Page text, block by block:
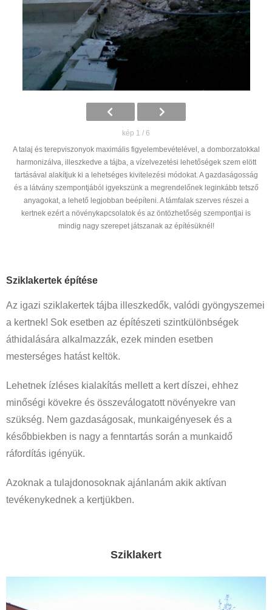
kép 1 / 6
A talaj és terepviszonyok maximális figyelembevételével, a domborzatokkal
harmonizálva, illeszkedve a tájba, a vízelvezetési lehetőségek szem elött
tartásával alakítjuk ki a lehetséges kivitelezési módokat. A gazdaságosság
és a látvány szempontjából igyekszünk a megrendelőnek leginkább tetsző
anyagokat, a lehető legjobban beépíteni. A támfalak szerves részei a
kertnek ezért a növénykapcsolatok és az öntözhetőség szempontjai is
mindig nagy szerepet játszanak az építésüknél!
Sziklakertek építése
Az igazi sziklakertek tájba illeszkedők, valódi gyöngyszemei
a kertnek! Sok esetben az építészeti szintkülönbségek
áthidalására alkalmazzák, ezek minden esetben
mesterséges hatást keltök.
Lehetnek ízléses kialakítás mellett a kert díszei, ehhez
minőségi kövekre és összeválogatott növényekre van
szükség. Nem gazdaságosak, munkaigényesek és a
későbbiekben is nagy a fenntartás során a munkaidő
ráfordítás igényük.
Azoknak a tulajdonosoknak ajánlanám akik aktívan
tevékenykednek a kertjükben.
Sziklakert